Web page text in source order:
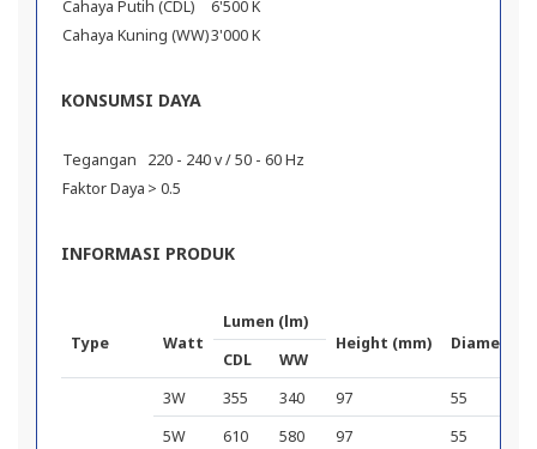
Cahaya Putih (CDL)
6'500 K
Cahaya Kuning (WW)3'000 K
KONSUMSI DAYA
Tegangan
220 - 240 v / 50 - 60 Hz
Faktor Daya > 0.5
INFORMASI PRODUK
Type Watt
Lumen (lm)
Height (mm)
Diameter
CDL
WW
3W 355 340 97
55
5W
610 580 97
55